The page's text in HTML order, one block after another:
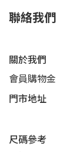
聯絡我們
關於我們
會員購物金
門市地址
尺碼參考